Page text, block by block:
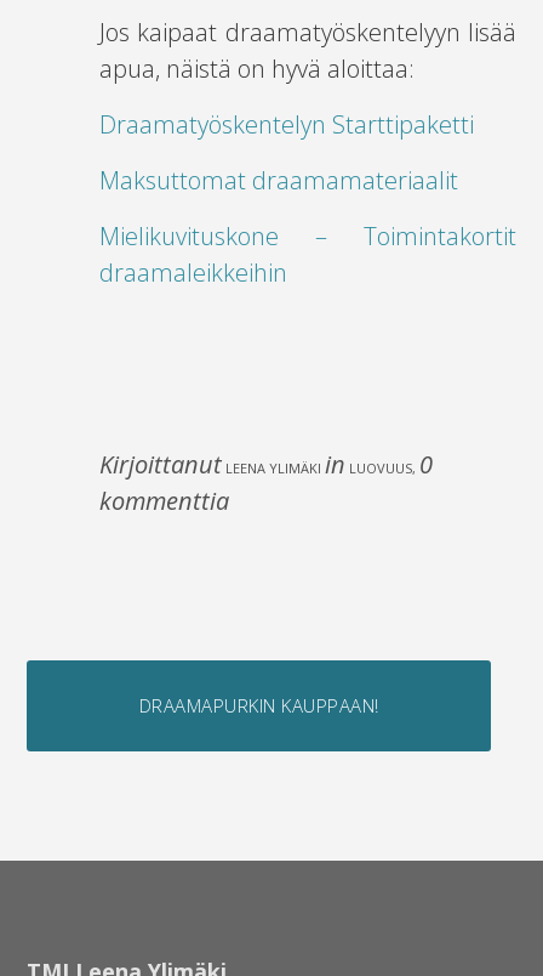
Jos kaipaat draamatyöskentelyyn lisää
apua, näistä on hyvä aloittaa:
Draamatyöskentelyn Starttipaketti
Maksuttomat draamamateriaalit
Mielikuvituskone – Toimintakortit
draamaleikkeihin
Kirjoittanut LEENA YLIMÄKI in LUOVUUS, 0
kommenttia
DRAAMAPURKIN KAUPPAAN!